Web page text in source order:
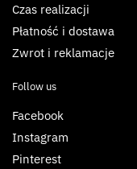
Czas realizacji
Płatność i dostawa
Zwrot i reklamacje
Follow us
Facebook
Instagram
Pinterest